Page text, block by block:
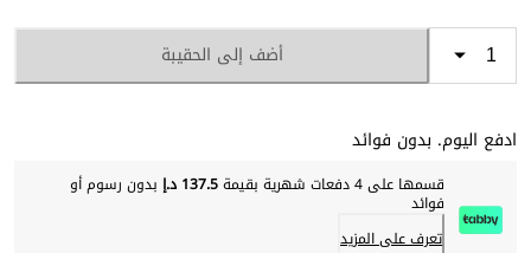
أضف إلى الحقيبة
ادفع اليوم. بدون فوائد
قسمها على 4 دفعات شهرية بقيمة 137.5 د.إ بدون رسوم أو
فوائد
تعرف على المزيد